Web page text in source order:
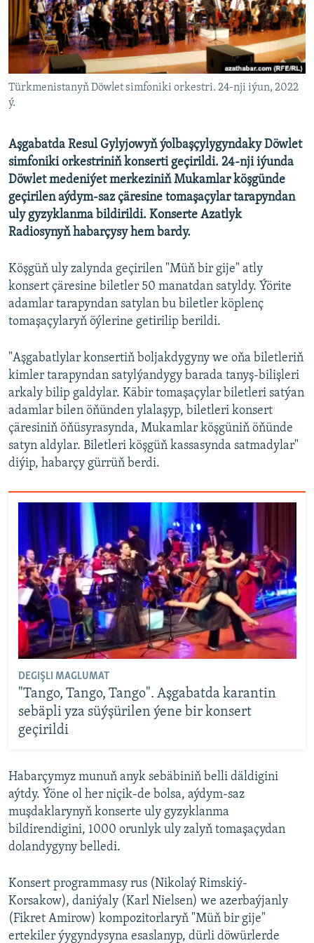
Türkmenistanyň Döwlet simfoniki orkestri. 24-nji iýun, 2022
ý.
Aşgabatda Resul Gylyjowyň ýolbaşçylygyndaky Döwlet
simfoniki orkestriniň konserti geçirildi. 24-nji iýunda
Döwlet medeniýet merkeziniň Mukamlar köşgünde
geçirilen aýdym-saz çäresine tomaşaçylar tarapyndan
uly gyzyklanma bildirildi. Konserte Azatlyk
Radiosynyň habarçysy hem bardy.
Köşgüň uly zalynda geçirilen "Müň bir gije" atly
konsert çäresine biletler 50 manatdan satyldy. Ýörite
adamlar tarapyndan satylan bu biletler köplenç
tomaşaçylaryň öýlerine getirilip berildi.
"Aşgabatlylar konsertiň boljakdygyny we oňa biletleriň
kimler tarapyndan satylýandygy barada tanyş-bilişleri
arkaly bilip galdylar. Käbir tomaşaçylar biletleri satýan
adamlar bilen öňünden ylalaşyp, biletleri konsert
çäresiniň öňüsyrasynda, Mukamlar köşgüniň öňünde
satyn aldylar. Biletleri köşgüň kassasynda satmadylar"
diýip, habarçy gürrüň berdi.
DEGIŞLI MAGLUMAT
"Tango, Tango, Tango". Aşgabatda karantin
sebäpli yza süýşürilen ýene bir konsert
geçirildi
Habarçymyz munuň anyk sebäbiniň belli däldigini
aýtdy. Ýöne ol her niçik-de bolsa, aýdym-saz
muşdaklarynyň konserte uly gyzyklanma
bildirendigini, 1000 orunlyk uly zalyň tomaşaçydan
dolandygyny belledi.
Konsert programmasy rus (Nikolaý Rimskiý-
Korsakow), daniýaly (Karl Nielsen) we azerbaýjanly
(Fikret Amirow) kompozitorlaryň "Müň bir gije"
ertekiler ýygyndysyna esaslanyp, dürli döwürlerde